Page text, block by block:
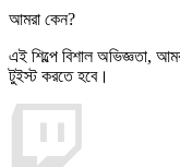
আমরা কেন?
এই শিল্পে বিশাল অভিজ্ঞতা,
টুইস্ট করতে হবে।